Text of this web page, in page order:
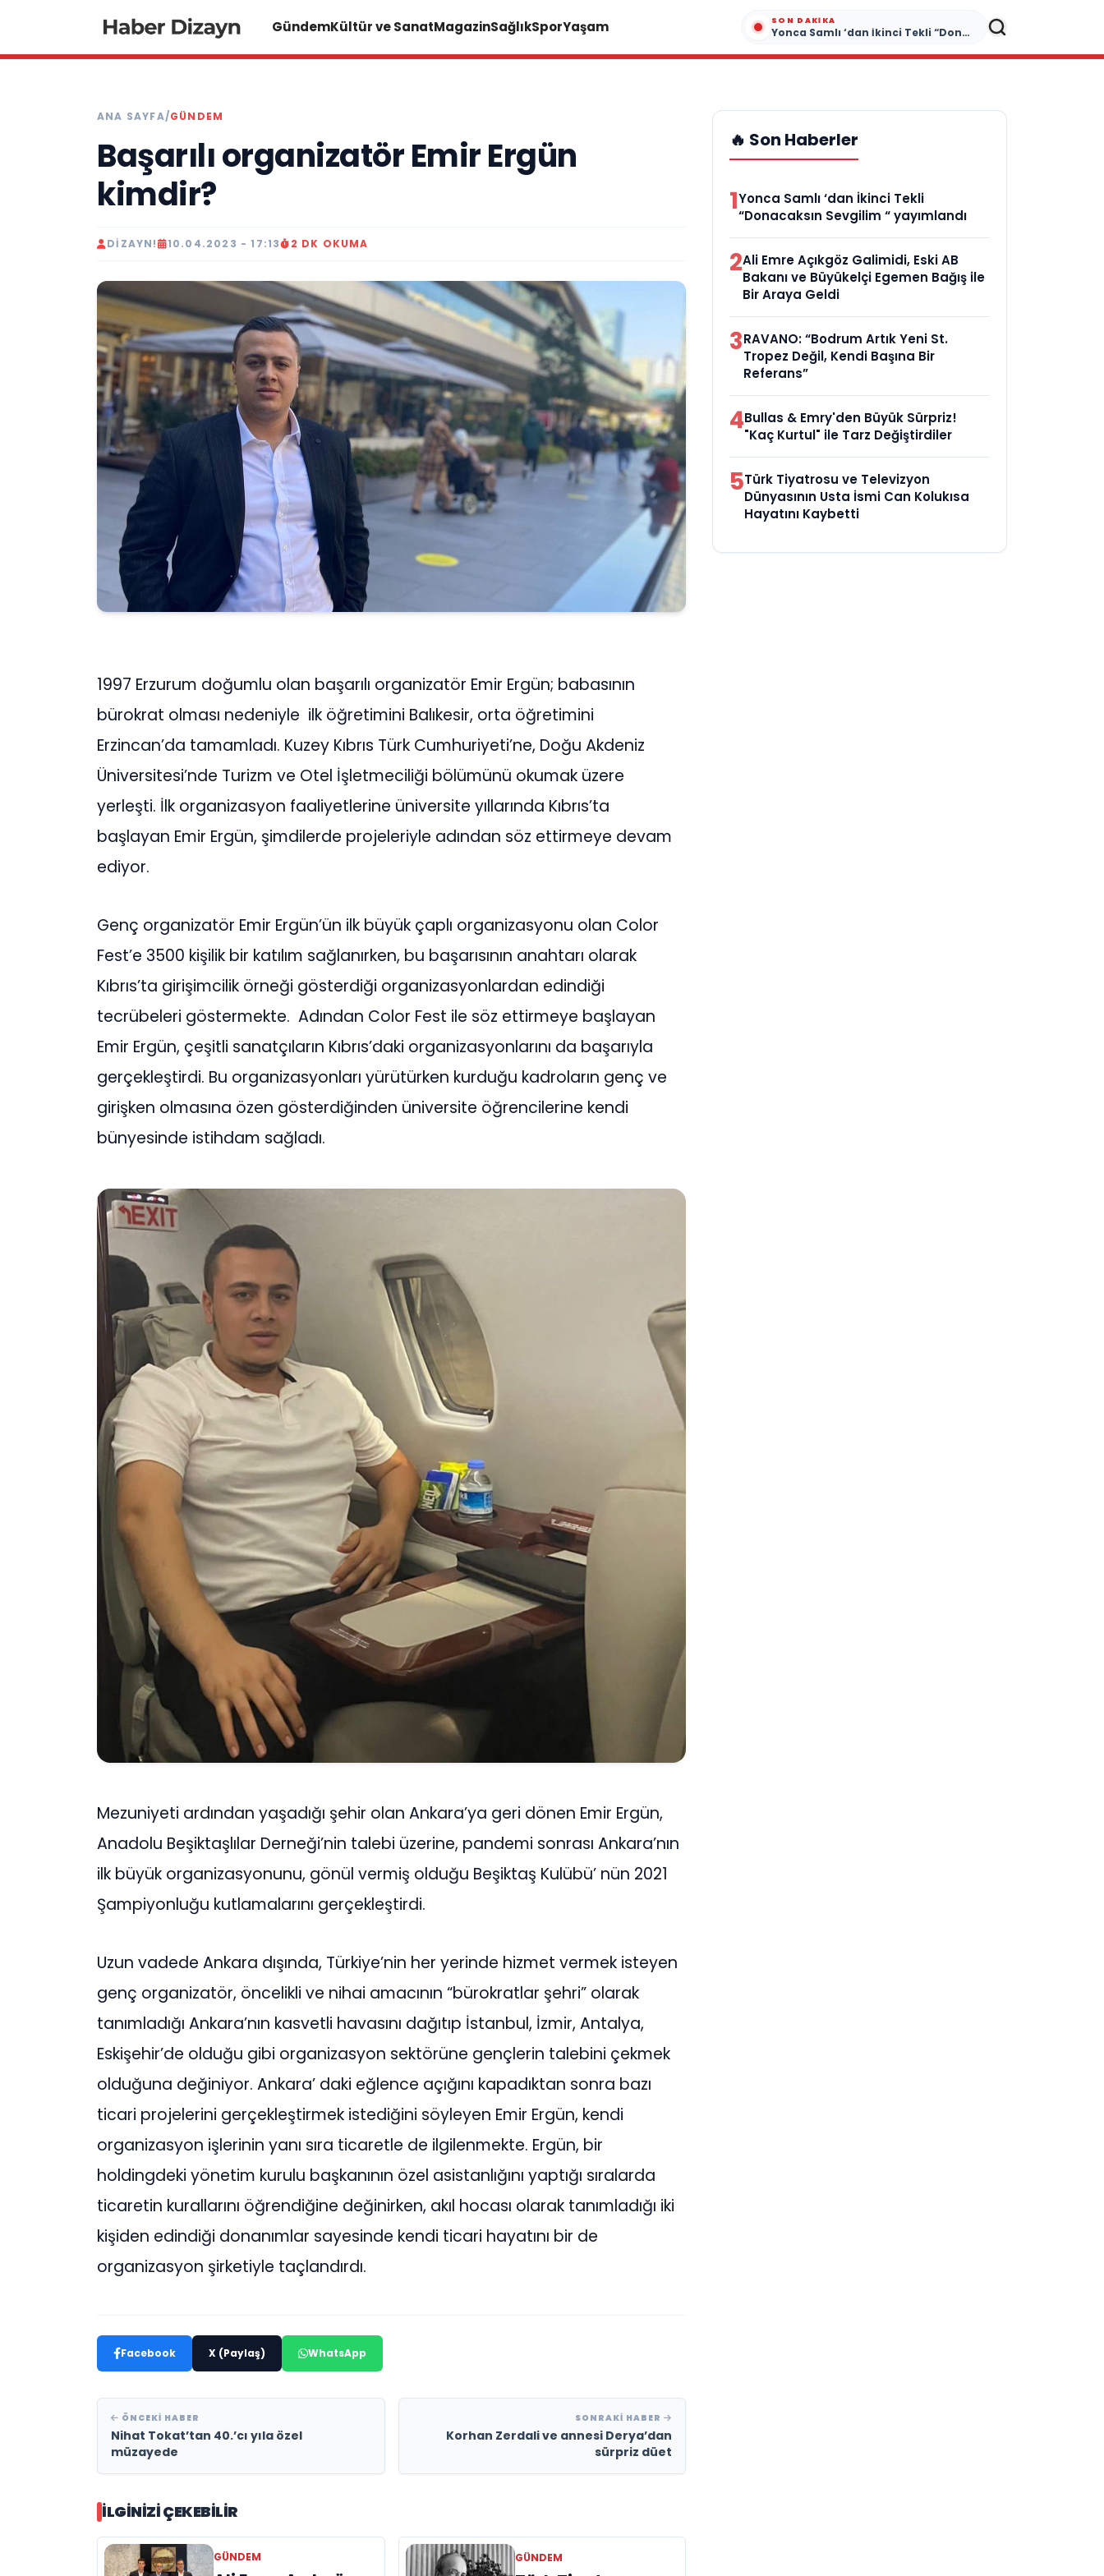
GündemKültür ve SanatMagazinSağlıkSporYaşam SON DAKIKA
Yonca Samlı ‘dan İkinci Tekli “Donacaksın Sevgilim “ yayımlandı
ANA SAYFA/GÜNDEM
Başarılı organizatör Emir Ergün
kimdir?
DIZAYN! 10.04.2023 - 17:13 2 DK OKUMA
1997 Erzurum doğumlu olan başarılı organizatör Emir Ergün; babasının
bürokrat olması nedeniyle ilk öğretimini Balıkesir, orta öğretimini
Erzincan’da tamamladı. Kuzey Kıbrıs Türk Cumhuriyeti’ne, Doğu Akdeniz
Üniversitesi’nde Turizm ve Otel İşletmeciliği bölümünü okumak üzere
yerleşti. İlk organizasyon faaliyetlerine üniversite yıllarında Kıbrıs’ta
başlayan Emir Ergün, şimdilerde projeleriyle adından söz ettirmeye devam
ediyor.
Genç organizatör Emir Ergün’ün ilk büyük çaplı organizasyonu olan Color
Fest’e 3500 kişilik bir katılım sağlanırken, bu başarısının anahtarı olarak
Kıbrıs’ta girişimcilik örneği gösterdiği organizasyonlardan edindiği
tecrübeleri göstermekte. Adından Color Fest ile söz ettirmeye başlayan
Emir Ergün, çeşitli sanatçıların Kıbrıs’daki organizasyonlarını da başarıyla
gerçekleştirdi. Bu organizasyonları yürütürken kurduğu kadroların genç ve
girişken olmasına özen gösterdiğinden üniversite öğrencilerine kendi
bünyesinde istihdam sağladı.
Mezuniyeti ardından yaşadığı şehir olan Ankara’ya geri dönen Emir Ergün,
Anadolu Beşiktaşlılar Derneği’nin talebi üzerine, pandemi sonrası Ankara’nın
ilk büyük organizasyonunu, gönül vermiş olduğu Beşiktaş Kulübü’ nün 2021
Şampiyonluğu kutlamalarını gerçekleştirdi.
Uzun vadede Ankara dışında, Türkiye’nin her yerinde hizmet vermek isteyen
genç organizatör, öncelikli ve nihai amacının “bürokratlar şehri” olarak
tanımladığı Ankara’nın kasvetli havasını dağıtıp İstanbul, İzmir, Antalya,
Eskişehir’de olduğu gibi organizasyon sektörüne gençlerin talebini çekmek
olduğuna değiniyor. Ankara’ daki eğlence açığını kapadıktan sonra bazı
ticari projelerini gerçekleştirmek istediğini söyleyen Emir Ergün, kendi
organizasyon işlerinin yanı sıra ticaretle de ilgilenmekte. Ergün, bir
holdingdeki yönetim kurulu başkanının özel asistanlığını yaptığı sıralarda
ticaretin kurallarını öğrendiğine değinirken, akıl hocası olarak tanımladığı iki
kişiden edindiği donanımlar sayesinde kendi ticari hayatını bir de
organizasyon şirketiyle taçlandırdı.
Facebook X (Paylaş) WhatsApp
ÖNCEKI HABER
Nihat Tokat’tan 40.’cı yıla özel
müzayede
SONRAKI HABER
Korhan Zerdali ve annesi Derya’dan
sürpriz düet
İLGINIZI ÇEKEBILIR
GÜNDEM GÜNDEM
🔥 Son Haberler
1Yonca Samlı ‘dan İkinci Tekli
“Donacaksın Sevgilim “ yayımlandı
2Ali Emre Açıkgöz Galimidi, Eski AB
Bakanı ve Büyükelçi Egemen Bağış ile
Bir Araya Geldi
3RAVANO: “Bodrum Artık Yeni St.
Tropez Değil, Kendi Başına Bir
Referans”
4Bullas & Emry'den Büyük Sürpriz!
"Kaç Kurtul" ile Tarz Değiştirdiler
5Türk Tiyatrosu ve Televizyon
Dünyasının Usta İsmi Can Kolukısa
Hayatını Kaybetti